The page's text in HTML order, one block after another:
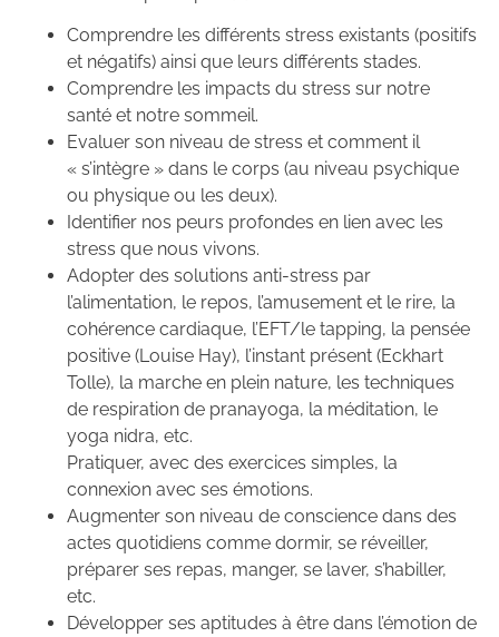
Comprendre les différents stress existants (positifs
et négatifs) ainsi que leurs différents stades.
Comprendre les impacts du stress sur notre
santé et notre sommeil.
Evaluer son niveau de stress et comment il
« s’intègre » dans le corps (au niveau psychique
ou physique ou les deux).
Identifier nos peurs profondes en lien avec les
stress que nous vivons.
Adopter des solutions anti-stress par
l’alimentation, le repos, l’amusement et le rire, la
cohérence cardiaque, l’EFT/le tapping, la pensée
positive (Louise Hay), l’instant présent (Eckhart
Tolle), la marche en plein nature, les techniques
de respiration de pranayoga, la méditation, le
yoga nidra, etc.
Pratiquer, avec des exercices simples, la
connexion avec ses émotions.
Augmenter son niveau de conscience dans des
actes quotidiens comme dormir, se réveiller,
préparer ses repas, manger, se laver, s’habiller,
etc.
Développer ses aptitudes à être dans l’émotion de